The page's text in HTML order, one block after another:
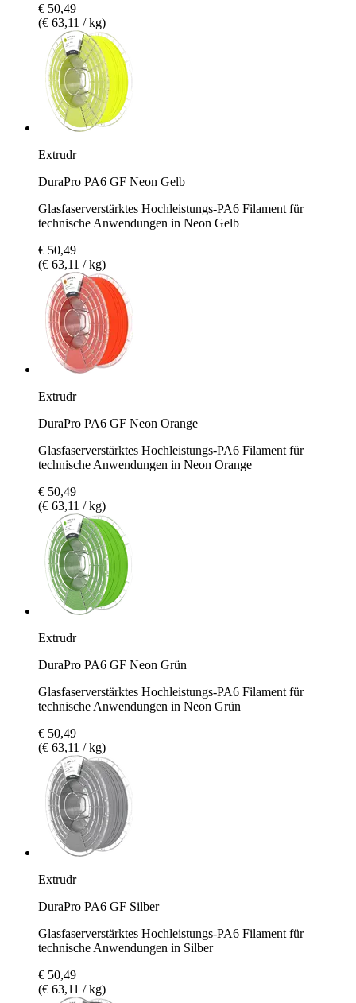
€ 50,49
(€ 63,11 / kg)
Extrudr
DuraPro PA6 GF Neon Gelb
Glasfaserverstärktes Hochleistungs-PA6 Filament für
technische Anwendungen in Neon Gelb
€ 50,49
(€ 63,11 / kg)
Extrudr
DuraPro PA6 GF Neon Orange
Glasfaserverstärktes Hochleistungs-PA6 Filament für
technische Anwendungen in Neon Orange
€ 50,49
(€ 63,11 / kg)
Extrudr
DuraPro PA6 GF Neon Grün
Glasfaserverstärktes Hochleistungs-PA6 Filament für
technische Anwendungen in Neon Grün
€ 50,49
(€ 63,11 / kg)
Extrudr
DuraPro PA6 GF Silber
Glasfaserverstärktes Hochleistungs-PA6 Filament für
technische Anwendungen in Silber
€ 50,49
(€ 63,11 / kg)